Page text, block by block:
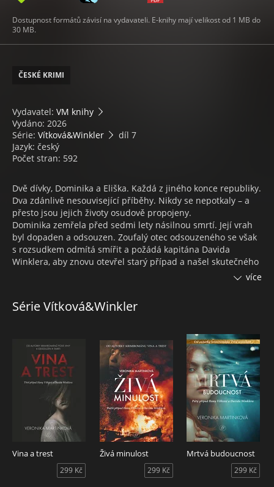
Dostupnost formátů závisí na vydavateli. E-knihy mají velikost od 1 MB do
30 MB.
ČESKÉ KRIMI
Vydavatel: VM knihy
Vydáno: 2026
Série: Vítková&Winkler
díl 7
Jazyk: český
Počet stran: 592
Dvě dívky, Dominika a Eliška. Každá z jiného konce republiky.
Dva zdánlivě nesouvisející příběhy. Nikdy se nepotkaly – a
přesto jsou jejich životy osudově propojeny.
Dominika zemřela před sedmi lety násilnou smrtí. Její vrah
byl dopaden a odsouzen. Zoufalý otec odsouzeného se však
s rozsudkem odmítá smířit a požádá kapitána Davida
Winklera, aby znovu otevřel starý případ a našel skutečného
zastávku, odkud však už nikdy neodjede. Do pátrání po dívce
že Eliščino zmizení může mít znepokojivou spojitost s
dávnou vraždou Dominiky.
Vyšetřovatelé postupně zjišťují, že pravda je temnější, než si
dokázali představit. A že některá tajemství měla zůstat
navždy pohřbena. Podaří se jim najít Elišku včas?
více
Série Vítková&Winkler
Vina a trest
299 Kč
Živá minulost
299 Kč
Mrtvá budoucnost
299 Kč